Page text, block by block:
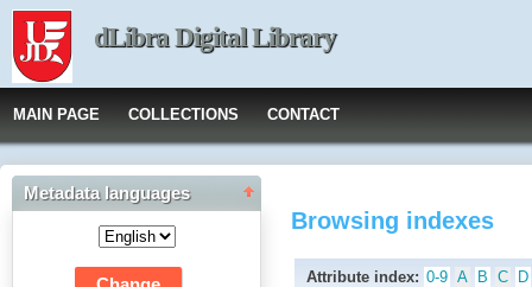
dLibra Digital Library
MAIN PAGE COLLECTIONS CONTACT
Metadata languages
Browsing indexes
Attribute index: 0-9 A B C D